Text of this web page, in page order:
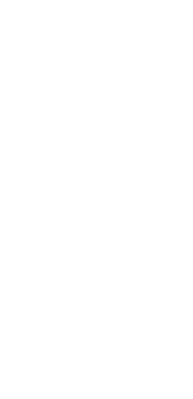
sét LPI